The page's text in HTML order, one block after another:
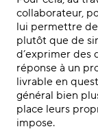
collaborateur,
lui permettre
plutôt que de
d’exprimer des
réponse à un
livrable en
général bien
place leurs
impose.